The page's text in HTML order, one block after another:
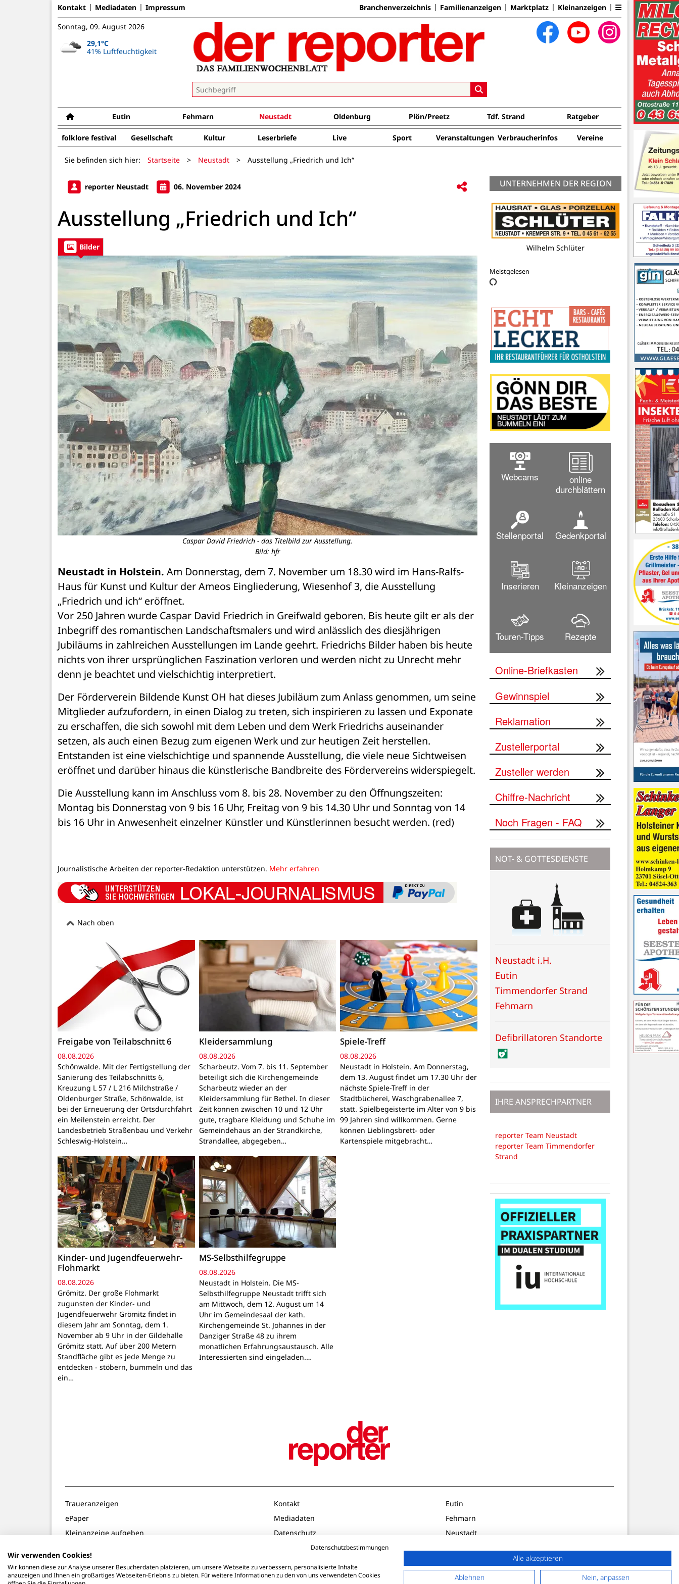
Kontakt Mediadaten Impressum Branchenverzeichnis Familienanzeigen Marktplatz Kleinanzeigen
Sonntag, 09. August 2026
29,1°C
41% Luftfeuchtigkeit
Eutin Fehmarn Neustadt Oldenburg Plön/Preetz Tdf. Strand Ratgeber
folklore festival Gesellschaft Kultur Leserbriefe Live Sport Veranstaltungen Verbraucherinfos Vereine
Sie befinden sich hier: Startseite > Neustadt > Ausstellung „Friedrich und Ich“
reporter Neustadt 06. November 2024
Ausstellung „Friedrich und Ich“
Bilder
Caspar David Friedrich - das Titelbild zur Ausstellung.
Bild: hfr
Neustadt in Holstein. Am Donnerstag, dem 7. November um 18.30 wird im Hans-Ralfs-
Haus für Kunst und Kultur der Ameos Eingliederung, Wiesenhof 3, die Ausstellung
„Friedrich und ich“ eröffnet.
Vor 250 Jahren wurde Caspar David Friedrich in Greifwald geboren. Bis heute gilt er als der
Inbegriff des romantischen Landschaftsmalers und wird anlässlich des diesjährigen
Jubiläums in zahlreichen Ausstellungen im Lande geehrt. Friedrichs Bilder haben bis heute
nichts von ihrer ursprünglichen Faszination verloren und werden nicht zu Unrecht mehr
denn je beachtet und vielschichtig interpretiert.
Der Förderverein Bildende Kunst OH hat dieses Jubiläum zum Anlass genommen, um seine
Mitglieder aufzufordern, in einen Dialog zu treten, sich inspirieren zu lassen und Exponate
zu erschaffen, die sich sowohl mit dem Leben und dem Werk Friedrichs auseinander
setzen, als auch einen Bezug zum eigenen Werk und zur heutigen Zeit herstellen.
Entstanden ist eine vielschichtige und spannende Ausstellung, die viele neue Sichtweisen
eröffnet und darüber hinaus die künstlerische Bandbreite des Fördervereins widerspiegelt.
Die Ausstellung kann im Anschluss vom 8. bis 28. November zu den Öffnungszeiten:
Montag bis Donnerstag von 9 bis 16 Uhr, Freitag von 9 bis 14.30 Uhr und Sonntag von 14
bis 16 Uhr in Anwesenheit einzelner Künstler und Künstlerinnen besucht werden. (red)
Journalistische Arbeiten der reporter-Redaktion unterstützen. Mehr erfahren
Nach oben
Freigabe von Teilabschnitt 6
08.08.2026
Schönwalde. Mit der Fertigstellung der
Sanierung des Teilabschnitts 6,
Kreuzung L 57 / L 216 Milchstraße /
Oldenburger Straße, Schönwalde, ist
bei der Erneuerung der Ortsdurchfahrt
ein Meilenstein erreicht. Der
Landesbetrieb Straßenbau und Verkehr
Schleswig-Holstein…
Kleidersammlung
08.08.2026
Scharbeutz. Vom 7. bis 11. September
beteiligt sich die Kirchengemeinde
Scharbeutz wieder an der
Kleidersammlung für Bethel. In dieser
Zeit können zwischen 10 und 12 Uhr
gute, tragbare Kleidung und Schuhe im
Gemeindehaus an der Strandkirche,
Strandallee, abgegeben…
Spiele-Treff
08.08.2026
Neustadt in Holstein. Am Donnerstag,
dem 13. August findet um 17.30 Uhr der
nächste Spiele-Treff in der
Stadtbücherei, Waschgrabenallee 7,
statt. Spielbegeisterte im Alter von 9 bis
99 Jahren sind willkommen. Gerne
können Lieblingsbrett- oder
Kartenspiele mitgebracht…
Kinder- und Jugendfeuerwehr-
Flohmarkt
08.08.2026
Grömitz. Der große Flohmarkt
zugunsten der Kinder- und
Jugendfeuerwehr Grömitz findet in
diesem Jahr am Sonntag, dem 1.
November ab 9 Uhr in der Gildehalle
Grömitz statt. Auf über 200 Metern
Standfläche gibt es jede Menge zu
entdecken - stöbern, bummeln und das
ein…
MS-Selbsthilfegruppe
08.08.2026
Neustadt in Holstein. Die MS-
Selbsthilfegruppe Neustadt trifft sich
am Mittwoch, dem 12. August um 14
Uhr im Gemeindesaal der kath.
Kirchengemeinde St. Johannes in der
Danziger Straße 48 zu ihrem
monatlichen Erfahrungsaustausch. Alle
Interessierten sind eingeladen.…
UNTERNEHMEN DER REGION
Elektro Schiebold GmbH & Co. KG
Meistgelesen
Webcams
online
durchblättern
Stellenportal Gedenkportal
Inserieren Kleinanzeigen
Touren-Tipps Rezepte
Online-Briefkasten
Gewinnspiel
Reklamation
Zustellerportal
Zusteller werden
Chiffre-Nachricht
Noch Fragen - FAQ
NOT- & GOTTESDIENSTE
Neustadt i.H.
Eutin
Timmendorfer Strand
Fehmarn
Defibrillatoren Standorte
IHRE ANSPRECHPARTNER
reporter Team Neustadt
reporter Team Timmendorfer
Strand
Traueranzeigen
ePaper
Kleinanzeige aufgeben
Notdienste
Kontakt
Mediadaten
Datenschutz
Impressum
Eutin
Fehmarn
Neustadt
Tdf. Strand
Datenschutzbestimmungen
Wir verwenden Cookies!
Wir können diese zur Analyse unserer Besucherdaten platzieren, um unsere Webseite zu verbessern, personalisierte Inhalte
anzuzeigen und Ihnen ein großartiges Webseiten-Erlebnis zu bieten. Für weitere Informationen zu den von uns verwendeten Cookies
Alle akzeptieren
Ablehnen
Nein, anpassen